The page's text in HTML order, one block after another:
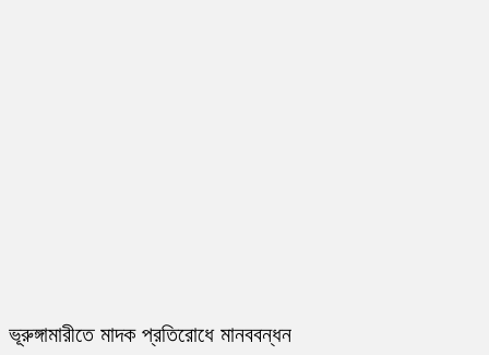
ভূরুঙ্গামারীতে মাদক প্রতিরোধে মানববন্ধন